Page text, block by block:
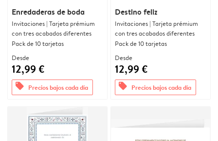
Enredaderas de boda
Invitaciones | Tarjeta prémium
con tres acabados diferentes
Pack de 10 tarjetas
Desde
12,99 €
offers Precios bajos cada día
Destino feliz
Invitaciones | Tarjeta prémium
con tres acabados diferentes
Pack de 10 tarjetas
Desde
12,99 €
offers Precios bajos cada día